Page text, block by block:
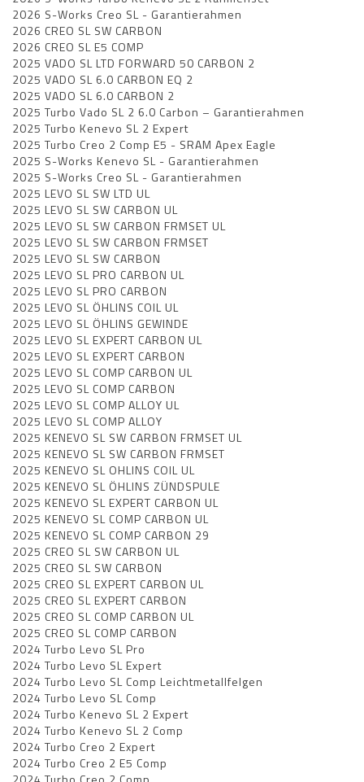
2026 S-Works Creo SL - Garantierahmen
2026 CREO SL SW CARBON
2026 CREO SL E5 COMP
2025 VADO SL LTD FORWARD 50 CARBON 2
2025 VADO SL 6.0 CARBON EQ 2
2025 VADO SL 6.0 CARBON 2
2025 Turbo Vado SL 2 6.0 Carbon – Garantierahmen
2025 Turbo Kenevo SL 2 Expert
2025 Turbo Creo 2 Comp E5 - SRAM Apex Eagle
2025 S-Works Kenevo SL - Garantierahmen
2025 S-Works Creo SL - Garantierahmen
2025 LEVO SL SW LTD UL
2025 LEVO SL SW CARBON UL
2025 LEVO SL SW CARBON FRMSET UL
2025 LEVO SL SW CARBON FRMSET
2025 LEVO SL SW CARBON
2025 LEVO SL PRO CARBON UL
2025 LEVO SL PRO CARBON
2025 LEVO SL ÖHLINS COIL UL
2025 LEVO SL ÖHLINS GEWINDE
2025 LEVO SL EXPERT CARBON UL
2025 LEVO SL EXPERT CARBON
2025 LEVO SL COMP CARBON UL
2025 LEVO SL COMP CARBON
2025 LEVO SL COMP ALLOY UL
2025 LEVO SL COMP ALLOY
2025 KENEVO SL SW CARBON FRMSET UL
2025 KENEVO SL SW CARBON FRMSET
2025 KENEVO SL OHLINS COIL UL
2025 KENEVO SL ÖHLINS ZÜNDSPULE
2025 KENEVO SL EXPERT CARBON UL
2025 KENEVO SL COMP CARBON UL
2025 KENEVO SL COMP CARBON 29
2025 CREO SL SW CARBON UL
2025 CREO SL SW CARBON
2025 CREO SL EXPERT CARBON UL
2025 CREO SL EXPERT CARBON
2025 CREO SL COMP CARBON UL
2025 CREO SL COMP CARBON
2024 Turbo Levo SL Pro
2024 Turbo Levo SL Expert
2024 Turbo Levo SL Comp Leichtmetallfelgen
2024 Turbo Levo SL Comp
2024 Turbo Kenevo SL 2 Expert
2024 Turbo Kenevo SL 2 Comp
2024 Turbo Creo 2 Expert
2024 Turbo Creo 2 E5 Comp